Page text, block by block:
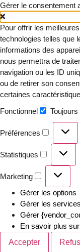
Gérer le consentement
Pour offrir les
technologies telles que
informations des
nous permettra de
navigation ou les ID
ou de retirer son
certaines
Fonctionnel
Préférences
Statistiques
Marketing
Gérer les options
Gérer les services
Gérer
En savoir plus
Accepter